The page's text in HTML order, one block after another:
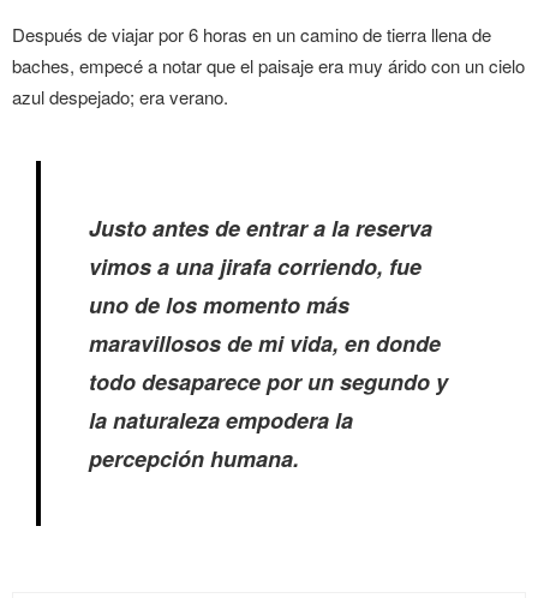
Después de viajar por 6 horas en un camino de tierra llena de
baches, empecé a notar que el paisaje era muy árido con un cielo
azul despejado; era verano.
Justo antes de entrar a la reserva
vimos a una jirafa corriendo, fue
uno de los momento más
maravillosos de mi vida, en donde
todo desaparece por un segundo y
la naturaleza empodera la
percepción humana.